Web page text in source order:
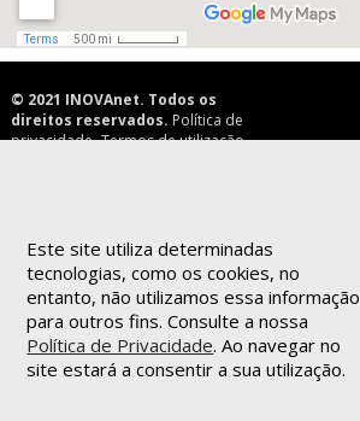
Este site utiliza determinadas
tecnologias, como os cookies, no
entanto, não utilizamos essa informação
para outros fins. Consulte a nossa
Política de Privacidade. Ao navegar no
site estará a consentir a sua utilização.
© 2021 INOVAnet. Todos os
direitos reservados. Política de
privacidade.Termos de utilização.